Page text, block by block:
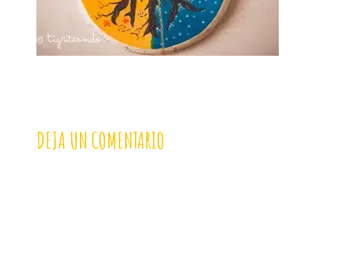
DEJA UN COMENTARIO